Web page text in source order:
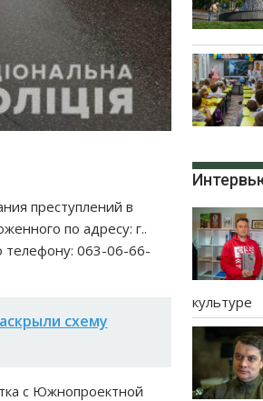
преступлений в
по адресу: г..
телефону: 063-06-66-
схему
с Южнопроектной
культуре